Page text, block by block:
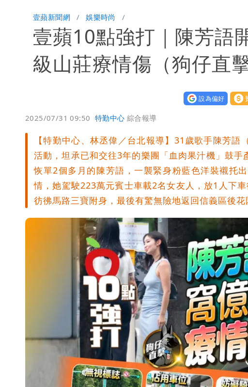
壹蘋新聞網 娛樂時尚
壹蘋10點強打｜陳芳
級山莊療情傷（狗仔直擊
設為偏好 贊
2025/07/31 09:50 特勤中心 綜合報導
【特勤中心、林丞偉／台北報導】31歲歌手陳芳
活動，坦承已和交往3年的樂團「血肉果汁機」鼓
恢單2個多月的陳芳語，一襲緊身粉藍色洋裝襯托
情，她駕駛223萬元賓士車載2名女友人，放1人下
彷彿馬路三寶附身，最後有驚無險地返回信義區後花